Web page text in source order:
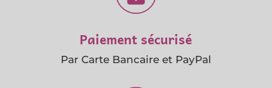
Paiement sécurisé
Par Carte Bancaire et PayPal